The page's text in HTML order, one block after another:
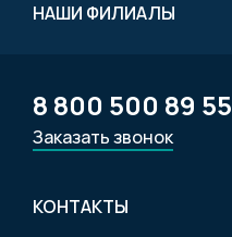
НАШИ ФИЛИАЛЫ
КОНТАКТЫ
8 800 500 89 55
Заказать звонок